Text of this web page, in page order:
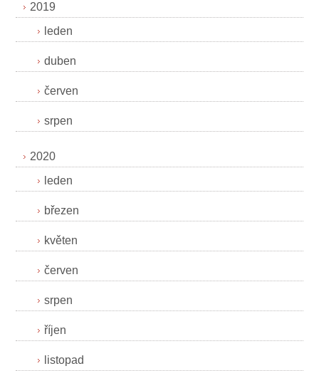
2019
leden
duben
červen
srpen
2020
leden
březen
květen
červen
srpen
říjen
listopad